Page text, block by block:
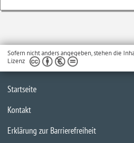
Sofern nicht anders angegeben, stehen die
Lizenz
Startseite
Kontakt
Erklärung zur Barrierefreiheit